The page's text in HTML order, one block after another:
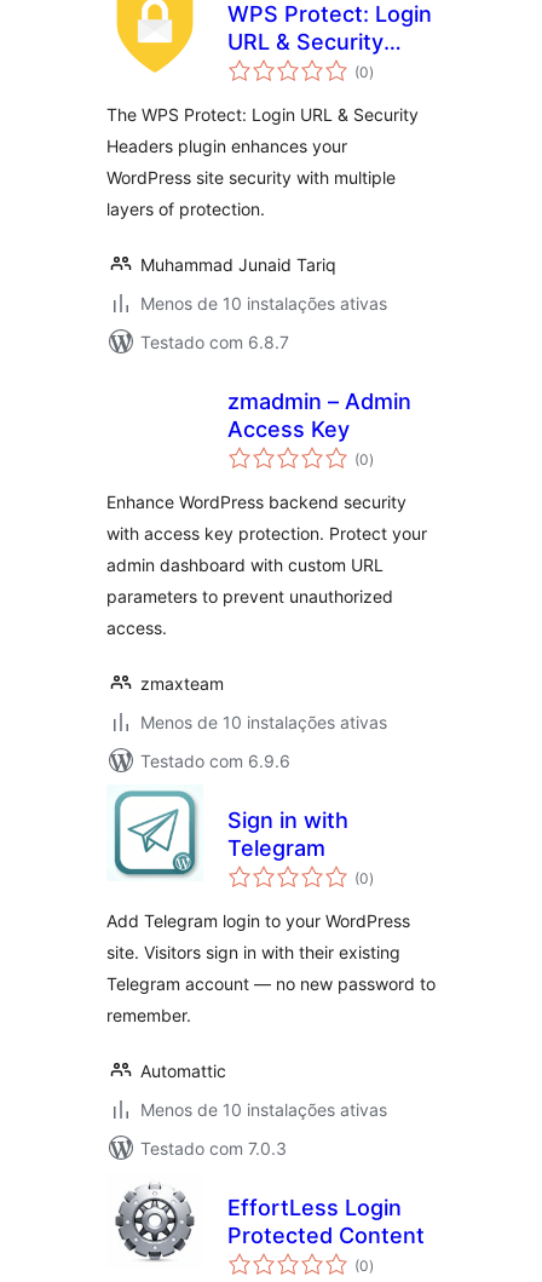
WPS Protect: Login
URL & Security
Headers
(0avaliações
totais
)
The WPS Protect: Login URL & Security
Headers plugin enhances your
WordPress site security with multiple
layers of protection.
Muhammad Junaid Tariq
Menos de 10 instalações ativas
Testado com 6.8.7
zmadmin – Admin
Access Key
(0avaliações
totais
)
Enhance WordPress backend security
with access key protection. Protect your
admin dashboard with custom URL
parameters to prevent unauthorized
access.
zmaxteam
Menos de 10 instalações ativas
Testado com 6.9.6
Sign in with
Telegram
(0avaliações
totais
)
Add Telegram login to your WordPress
site. Visitors sign in with their existing
Telegram account — no new password to
remember.
Automattic
Menos de 10 instalações ativas
Testado com 7.0.3
EffortLess Login
Protected Content
(0avaliações
totais
)